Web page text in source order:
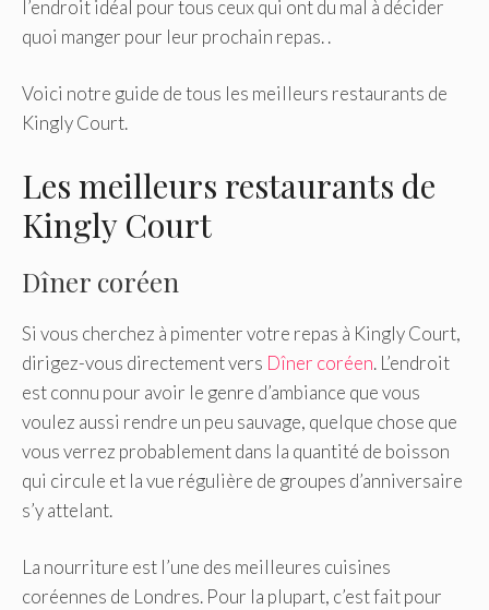
l’endroit idéal pour tous ceux qui ont du mal à décider
quoi manger pour leur prochain repas. .
Voici notre guide de tous les meilleurs restaurants de
Kingly Court.
Les meilleurs restaurants de
Kingly Court
Dîner coréen
Si vous cherchez à pimenter votre repas à Kingly Court,
dirigez-vous directement vers Dîner coréen. L’endroit
est connu pour avoir le genre d’ambiance que vous
voulez aussi rendre un peu sauvage, quelque chose que
vous verrez probablement dans la quantité de boisson
qui circule et la vue régulière de groupes d’anniversaire
s’y attelant.
La nourriture est l’une des meilleures cuisines
coréennes de Londres. Pour la plupart, c’est fait pour